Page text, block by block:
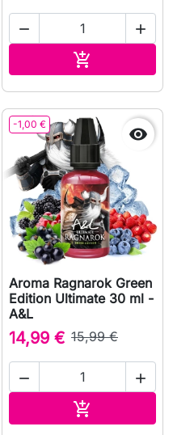
 

-1,00 € 
Aroma Ragnarok Green
Edition Ultimate 30 ml -
A&L
14,99 € 15,99 €
 
